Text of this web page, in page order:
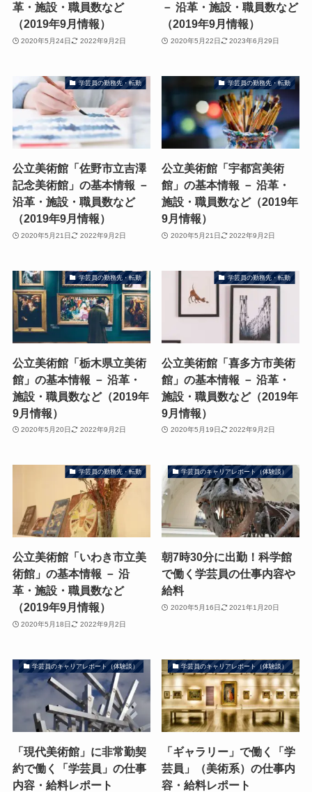
革・施設・職員数など
（2019年9月情報）
2020年5月24日 2022年9月2日
－ 沿革・施設・職員数など
（2019年9月情報）
2020年5月22日 2023年6月29日
学芸員の勤務先・転勤
公立美術館「佐野市立吉澤
記念美術館」の基本情報 －
沿革・施設・職員数など
（2019年9月情報）
2020年5月21日 2022年9月2日
学芸員の勤務先・転勤
公立美術館「宇都宮美術
館」の基本情報 － 沿革・
施設・職員数など（2019年
9月情報）
2020年5月21日 2022年9月2日
学芸員の勤務先・転勤
公立美術館「栃木県立美術
館」の基本情報 － 沿革・
施設・職員数など（2019年
9月情報）
2020年5月20日 2022年9月2日
学芸員の勤務先・転勤
公立美術館「喜多方市美術
館」の基本情報 － 沿革・
施設・職員数など（2019年
9月情報）
2020年5月19日 2022年9月2日
学芸員の勤務先・転勤
公立美術館「いわき市立美
術館」の基本情報 － 沿
革・施設・職員数など
（2019年9月情報）
2020年5月18日 2022年9月2日
学芸員のキャリアレポート（体験談）
朝7時30分に出勤！科学館
で働く学芸員の仕事内容や
給料
2020年5月16日 2021年1月20日
学芸員のキャリアレポート（体験談）
「現代美術館」に非常勤契
約で働く「学芸員」の仕事
内容・給料レポート
学芸員のキャリアレポート（体験談）
「ギャラリー」で働く「学
芸員」（美術系）の仕事内
容・給料レポート